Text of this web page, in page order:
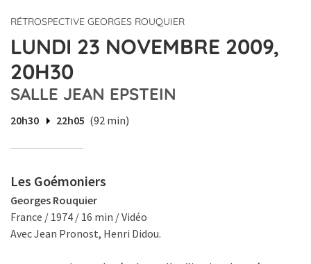
RÉTROSPECTIVE GEORGES ROUQUIER
LUNDI 23 NOVEMBRE 2009,
20H30
SALLE JEAN EPSTEIN
20h30 22h05 (92 min)
Les Goémoniers
Georges Rouquier
France / 1974 / 16 min / Vidéo
Avec Jean Pronost, Henri Didou.